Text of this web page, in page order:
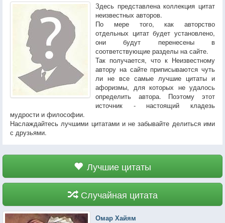
Здесь представлена коллекция цитат
неизвестных авторов.
По мере того, как авторство
отдельных цитат будет установлено,
они будут перенесены в
соответствующие разделы на сайте.
Так получается, что к Неизвестному
автору на сайте приписываются чуть
ли не все самые лучшие цитаты и
афоризмы, для которых не удалось
определить автора. Поэтому этот
источник - настоящий кладезь
мудрости и философии.
Наслаждайтесь лучшими цитатами и не забывайте делиться ими
с друзьями.
Лучшие цитаты
Случайная цитата
Омар Хайям